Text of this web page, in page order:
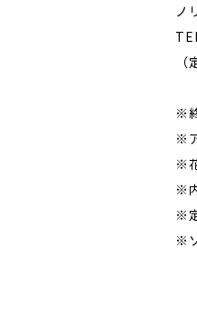
ノ
※
※
※
※
※
※